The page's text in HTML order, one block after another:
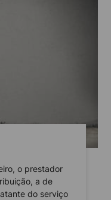
o prestador
a de
do serviço